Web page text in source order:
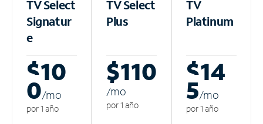
TV Select
Signatur
e
$10
0/mo
por 1 año
TV Select
Plus
$110
/mo
por 1 año
TV
Platinum
$14
5/mo
por 1 año